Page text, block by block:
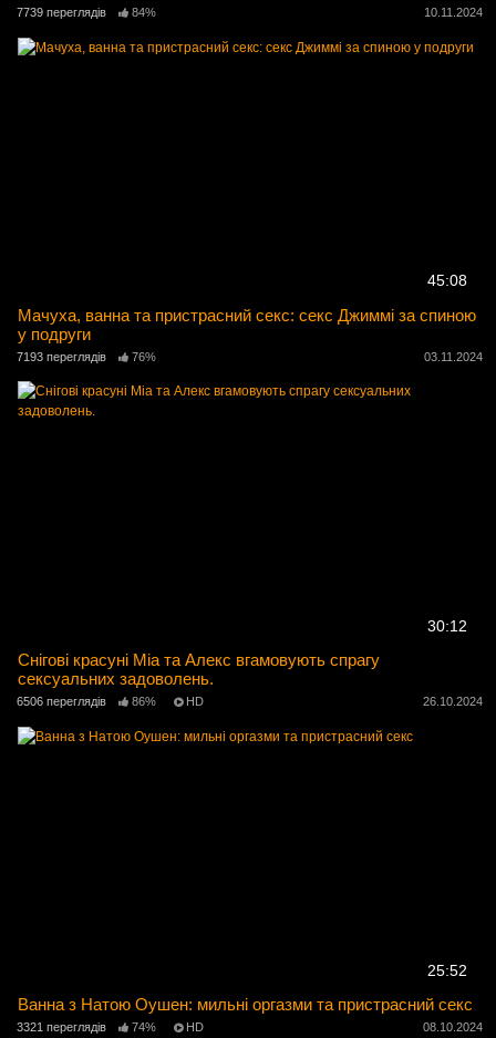
7739 переглядів 84% 10.11.2024
45:08
Мачуха, ванна та пристрасний секс: секс Джиммі за спиною
у подруги
7193 переглядів 76% 03.11.2024
30:12
Снігові красуні Міа та Алекс вгамовують спрагу
сексуальних задоволень.
6506 переглядів 86% HD 26.10.2024
25:52
Ванна з Натою Оушен: мильні оргазми та пристрасний секс
3321 переглядів 74% HD 08.10.2024